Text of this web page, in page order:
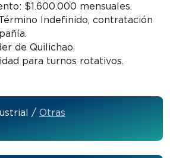
$1.600.000 mensuales.
Indefinido, contratación
de Quilichao.
para turnos rotativos.
/ Otras